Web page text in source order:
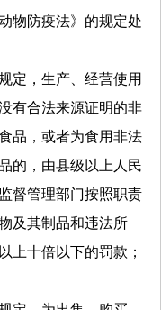
物防疫法》的规定处
定，生产、经营使用
有合法来源证明的非
品，或者为食用非法
的，由县级以上人民
督管理部门按照职责
及其制品和违法所
上十倍以下的罚款；